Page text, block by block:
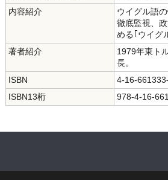
内容紹介
ウイグル語
徹底監視、
める｢ウイグ
著者紹介
1979年東ト
長。
ISBN
4-16-
ISBN13桁
978-4-16-